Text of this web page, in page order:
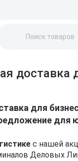
доставка
для
для
с нашей
Деловых